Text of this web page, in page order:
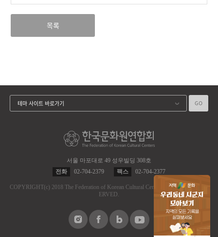
목록
서울 마포대로 49 성우빌딩 308호
전화
02-704-2379 팩스 02-704-2377
COPYRIGHT(c) 2018 The Federation of Korean Cultural Centers.
ALL RIGHT RES
ERVED.
테마 사이트 바로가기 GO